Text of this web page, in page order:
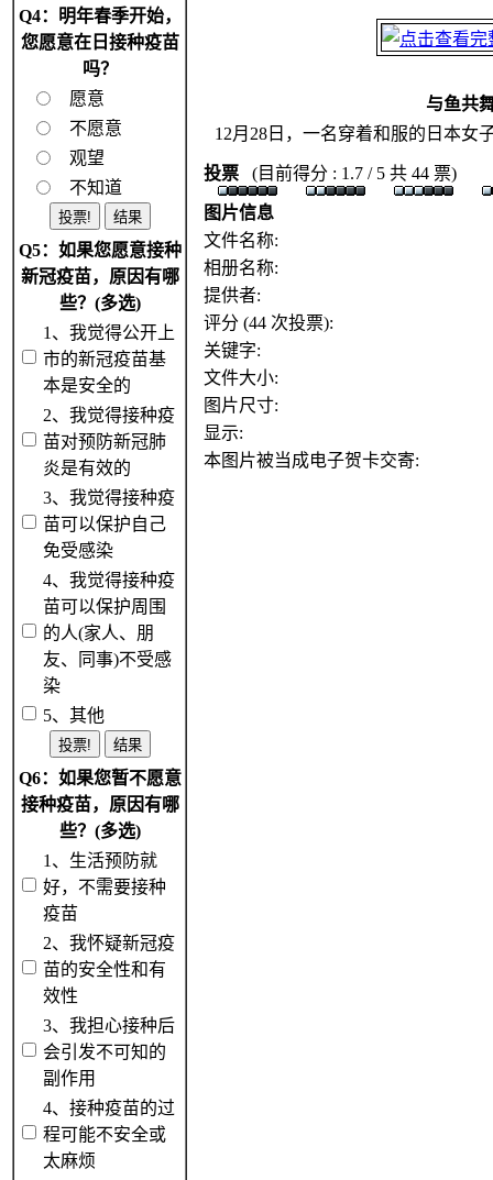
Q4：明年春季开始，
您愿意在日接种疫苗
吗？
愿意
不愿意
观望
不知道
Q5：如果您愿意接种
新冠疫苗，原因有哪
些？(多选)
1、我觉得公开上
市的新冠疫苗基
本是安全的
2、我觉得接种疫
苗对预防新冠肺
炎是有效的
3、我觉得接种疫
苗可以保护自己
免受感染
4、我觉得接种疫
苗可以保护周围
的人(家人、朋
友、同事)不受感
染
5、其他
Q6：如果您暂不愿意
接种疫苗，原因有哪
些？(多选)
1、生活预防就
好，不需要接种
疫苗
2、我怀疑新冠疫
苗的安全性和有
效性
3、我担心接种后
会引发不可知的
副作用
4、接种疫苗的过
程可能不安全或
太麻烦
与鱼共
12月28日，一名穿着和服的日本女
投票 (目前得分 : 1.7 / 5 共 44 票)
图片信息
文件名称:
相册名称:
提供者:
评分 (44 次投票):
关键字:
文件大小:
图片尺寸:
显示:
本图片被当成电子贺卡交寄: